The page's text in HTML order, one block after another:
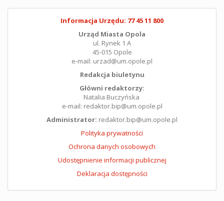
Informacja Urzędu: 77 45 11 800
Urząd Miasta Opola
ul. Rynek 1 A
45-015 Opole
e-mail: urzad@um.opole.pl
Redakcja biuletynu
Główni redaktorzy:
Natalia Buczyńska
e-mail: redaktor.bip@um.opole.pl
Administrator: redaktor.bip@um.opole.pl
Polityka prywatności
Ochrona danych osobowych
Udostępnienie informacji publicznej
Deklaracja dostępności